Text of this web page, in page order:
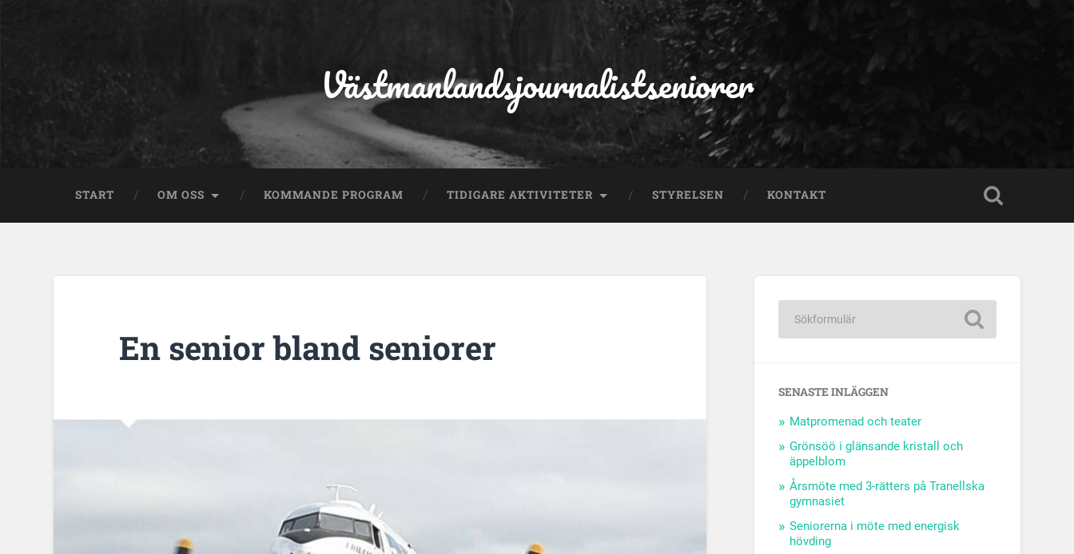
Västmanlandsjournalistseniorer
START OM OSS KOMMANDE PROGRAM TIDIGARE AKTIVITETER STYRELSEN KONTAKT
En senior bland seniorer
SENASTE INLÄGGEN
Matpromenad och teater
Grönsöö i glänsande kristall och
äppelblom
Årsmöte med 3-rätters på Tranellska
gymnasiet
Seniorerna i möte med energisk
hövding